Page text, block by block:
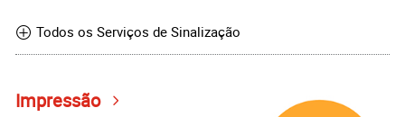
Todos os Serviços de Sinalização
Impressão